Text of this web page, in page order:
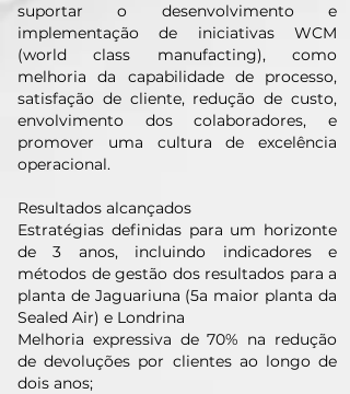
suportar o desenvolvimento e
implementação de iniciativas WCM
(world class manufacting), como
melhoria da capabilidade de processo,
satisfação de cliente, redução de custo,
envolvimento dos colaboradores, e
promover uma cultura de excelência
operacional.
Resultados alcançados
Estratégias definidas para um horizonte
de 3 anos, incluindo indicadores e
métodos de gestão dos resultados para a
planta de Jaguariuna (5a maior planta da
Sealed Air) e Londrina
Melhoria expressiva de 70% na redução
de devoluções por clientes ao longo de
dois anos;